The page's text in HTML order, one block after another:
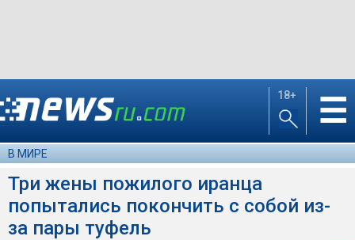
18+ ☰
В МИРЕ
Три жены пожилого иранца
попытались покончить с собой из-
за пары туфель